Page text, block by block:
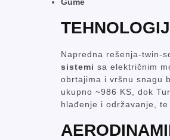
Napredna rešenja-twin-
sistemi sa električnim
obrtajima i vršnu snagu
ukupno ~986 KS, dok
hlađenje i održavanje,